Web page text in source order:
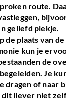
route.
geliefd plekje.
de plaats van de
kun je
de
Je
dragen of naar
dit liever niet